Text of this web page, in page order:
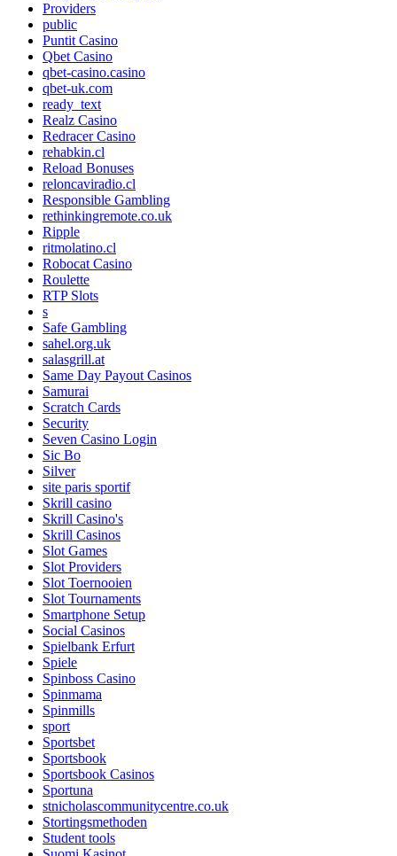
Providers
public
Puntit Casino
Qbet Casino
qbet-casino.casino
qbet-uk.com
ready_text
Realz Casino
Redracer Casino
rehabkin.cl
Reload Bonuses
reloncaviradio.cl
Responsible Gambling
rethinkingremote.co.uk
Ripple
ritmolatino.cl
Robocat Casino
Roulette
RTP Slots
s
Safe Gambling
sahel.org.uk
salasgrill.at
Same Day Payout Casinos
Samurai
Scratch Cards
Security
Seven Casino Login
Sic Bo
Silver
site paris sportif
Skrill casino
Skrill Casino's
Skrill Casinos
Slot Games
Slot Providers
Slot Toernooien
Slot Tournaments
Smartphone Setup
Social Casinos
Spielbank Erfurt
Spiele
Spinboss Casino
Spinmama
Spinmills
sport
Sportsbet
Sportsbook
Sportsbook Casinos
Sportuna
stnicholascommunitycentre.co.uk
Stortingsmethoden
Student tools